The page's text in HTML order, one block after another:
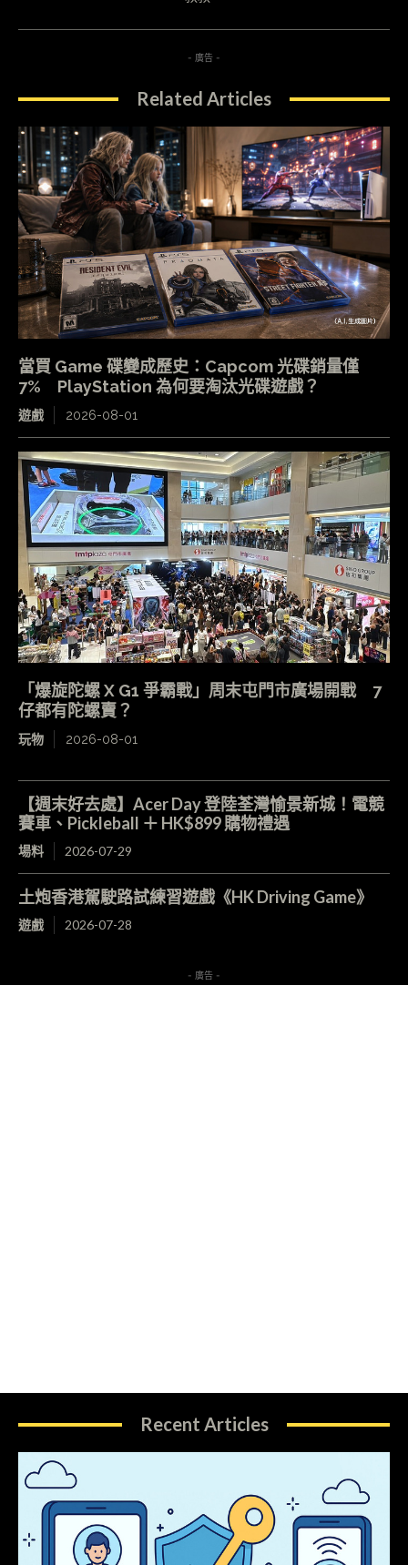
- 廣告 -
Related Articles
當買 Game 碟變成歷史：Capcom 光碟銷量僅
7% PlayStation 為何要淘汰光碟遊戲？
遊戲 2026-08-01
「爆旋陀螺 X G1 爭霸戰」周末屯門市廣場開戰 7
仔都有陀螺賣？
玩物 2026-08-01
【週末好去處】Acer Day 登陸荃灣愉景新城！電競
賽車、Pickleball ＋ HK$899 購物禮遇
場料 2026-07-29
土炮香港駕駛路試練習遊戲《HK Driving Game》
遊戲 2026-07-28
- 廣告 -
Recent Articles